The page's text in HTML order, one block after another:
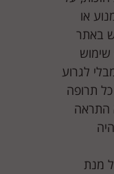
או
באתר
לגרוע
תרופה
התראה
מנת